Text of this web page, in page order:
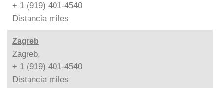
+ 1 (919) 401-4540
Distancia miles
Zagreb
Zagreb,
+ 1 (919) 401-4540
Distancia miles